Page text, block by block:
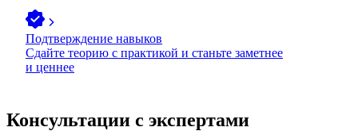
Подтверждение навыков
Сдайте теорию с практикой и станьте заметнее
и ценнее
Консультации с экспертами